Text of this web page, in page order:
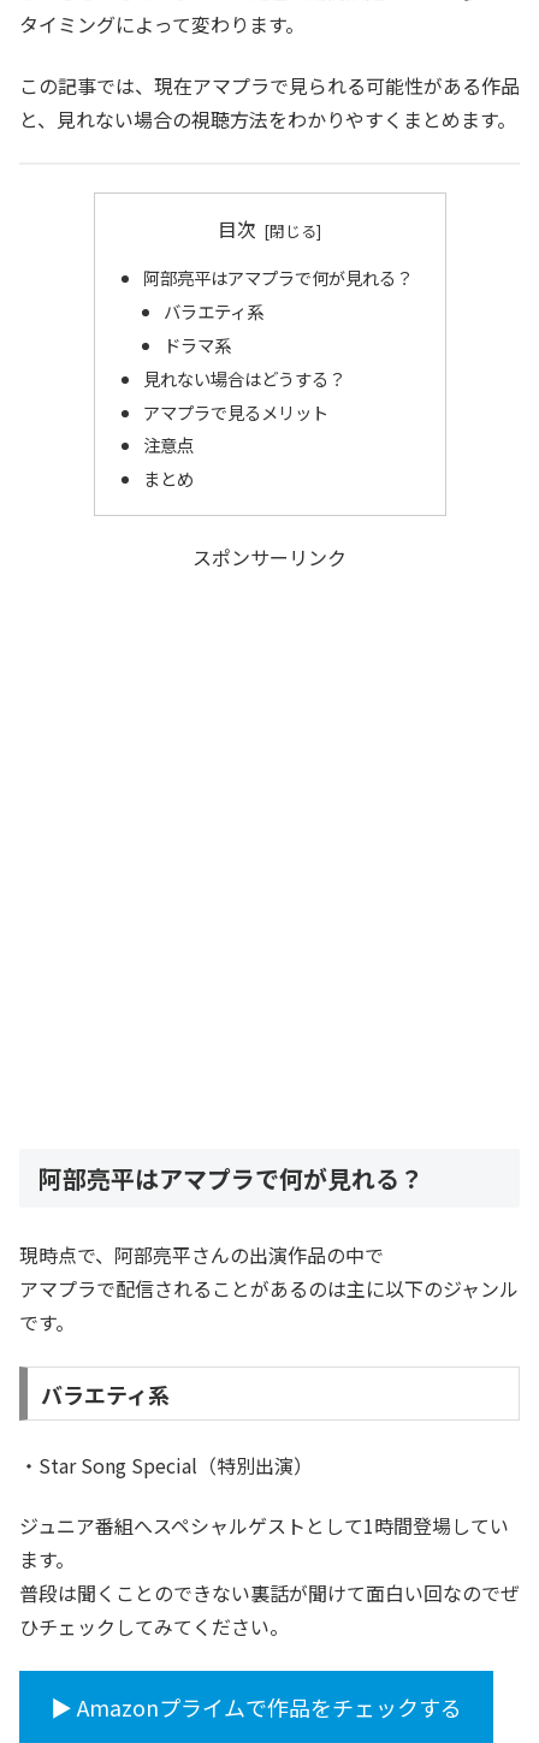
タイミングによって変わります。
この記事では、現在アマプラで見られる可能性がある作品
と、見れない場合の視聴方法をわかりやすくまとめます。
目次
阿部亮平はアマプラで何が見れる？
バラエティ系
ドラマ系
見れない場合はどうする？
アマプラで見るメリット
注意点
まとめ
スポンサーリンク
阿部亮平はアマプラで何が見れる？
現時点で、阿部亮平さんの出演作品の中で
アマプラで配信されることがあるのは主に以下のジャンル
です。
バラエティ系
・Star Song Special（特別出演）
ジュニア番組へスペシャルゲストとして1時間登場してい
ます。
普段は聞くことのできない裏話が聞けて面白い回なのでぜ
ひチェックしてみてください。
▶︎ Amazonプライムで作品をチェックする